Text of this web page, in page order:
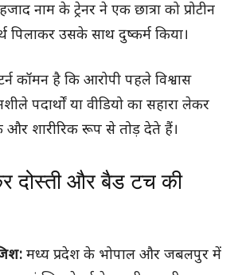
नाम के ट्रेनर ने एक छात्रा को प्रोटीन
पिलाकर उसके साथ दुष्कर्म किया।
कॉमन है कि आरोपी पहले विश्वास
पदार्थों या वीडियो का सहारा लेकर
और शारीरिक रूप से तोड़ देते हैं।
दोस्ती और बैड टच की
मध्य प्रदेश के भोपाल और जबलपुर में